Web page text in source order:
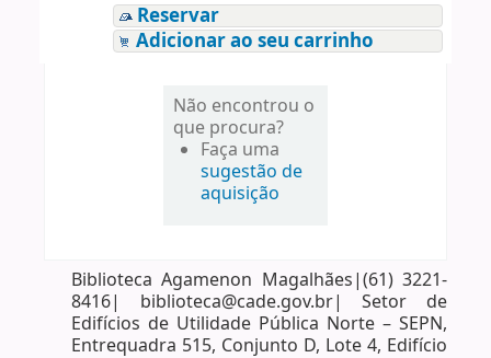
Reservar
Adicionar ao seu carrinho
Não encontrou o
que procura?
Faça uma
sugestão de
aquisição
Biblioteca Agamenon Magalhães|(61) 3221-
8416| biblioteca@cade.gov.br| Setor de
Edifícios de Utilidade Pública Norte – SEPN,
Entrequadra 515, Conjunto D, Lote 4, Edifício